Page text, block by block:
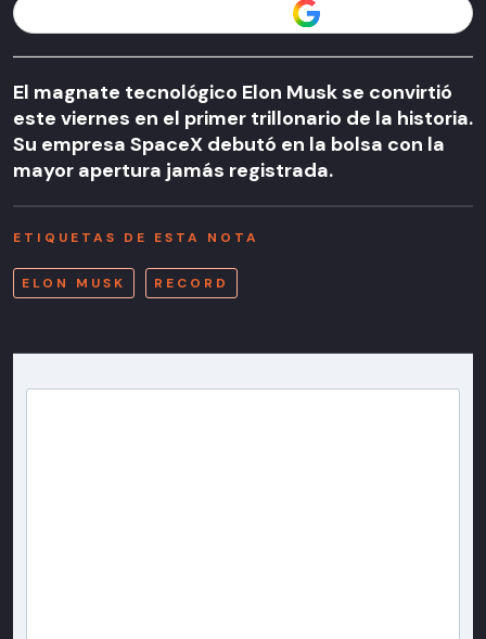
El magnate tecnológico Elon Musk se convirtió
este viernes en el primer trillonario de la historia.
Su empresa SpaceX debutó en la bolsa con la
mayor apertura jamás registrada.
ETIQUETAS DE ESTA NOTA
ELON MUSK RECORD